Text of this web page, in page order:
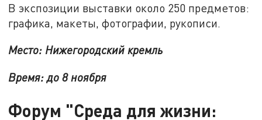
В экспозиции выставки около 250 предметов:
графика, макеты, фотографии, рукописи.
Место: Нижегородский кремль
Время: до 8 ноября
Форум "Среда для жизни: